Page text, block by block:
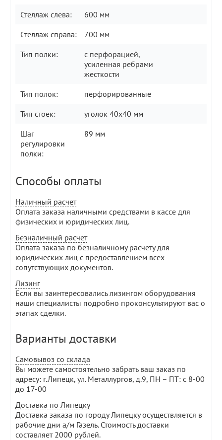
Стеллаж слева:
600 мм
Стеллаж справа:
700 мм
Тип полки:
с перфорацией,
усиленная ребрами
жесткости
Тип полок:
перфорированные
Тип стоек:
уголок 40х40 мм
Шаг
регулировки
полки:
89 мм
Способы оплаты
Наличный расчет
Оплата заказа наличными средствами в кассе для
физических и юридических лиц.
Безналичный расчет
Оплата заказа по безналичному расчету для
юридических лиц с предоставлением всех
сопутствующих документов.
Лизинг
Если вы заинтересовались лизингом оборудования
наши специалисты подробно проконсультируют вас о
этапах сделки.
Варианты доставки
Самовывоз со склада
Вы можете самостоятельно забрать ваш заказ по
адресу: г.Липецк, ул. Металлургов, д.9, ПН – ПТ: с 8-00
до 17-00
Доставка по Липецку
Доставка заказа по городу Липецку осуществляется в
рабочие дни а/м Газель. Стоимость доставки
составляет 2000 рублей.